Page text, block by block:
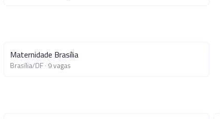
Maternidade Brasília
Brasília/DF· 9vagas